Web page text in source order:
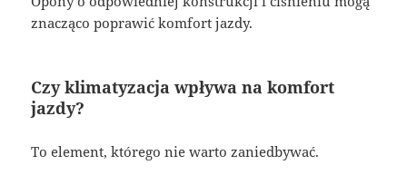
znacząco poprawić komfort jazdy.
Czy klimatyzacja wpływa na komfort
jazdy?
To element, którego nie warto zaniedbywać.